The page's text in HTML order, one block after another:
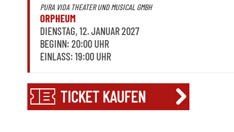
PURA VIDA THEATER UND MUSICAL GMBH
ORPHEUM
DIENSTAG, 12. JANUAR 2027
BEGINN: 20:00 UHR
EINLASS: 19:00 UHR
TICKET KAUFEN